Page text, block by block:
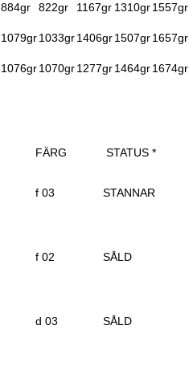
884gr 822gr 1167gr 1310gr1557gr
1079gr1033gr1406gr1507gr1657gr
1076gr1070gr1277gr1464gr1674gr
FÄRG STATUS *
f 03 STANNAR
f 02 SÅLD
d 03 SÅLD